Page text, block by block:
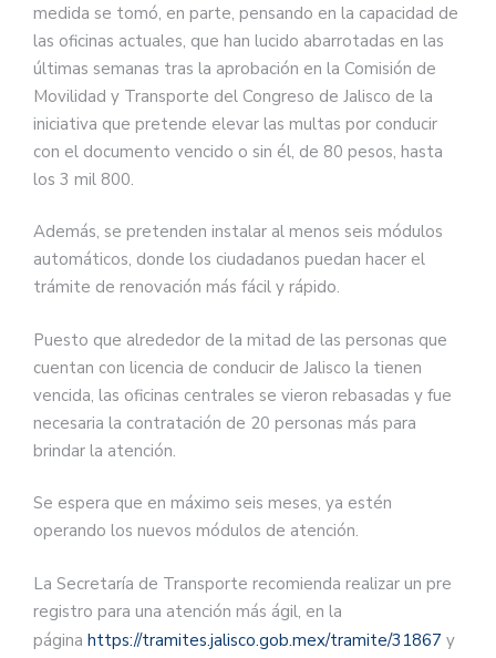
medida se tomó, en parte, pensando en la capacidad de
las oficinas actuales, que han lucido abarrotadas en las
últimas semanas tras la aprobación en la Comisión de
Movilidad y Transporte del Congreso de Jalisco de la
iniciativa que pretende elevar las multas por conducir
con el documento vencido o sin él, de 80 pesos, hasta
los 3 mil 800.
Además, se pretenden instalar al menos seis módulos
automáticos, donde los ciudadanos puedan hacer el
trámite de renovación más fácil y rápido.
Puesto que alrededor de la mitad de las personas que
cuentan con licencia de conducir de Jalisco la tienen
vencida, las oficinas centrales se vieron rebasadas y fue
necesaria la contratación de 20 personas más para
brindar la atención.
Se espera que en máximo seis meses, ya estén
operando los nuevos módulos de atención.
La Secretaría de Transporte recomienda realizar un pre
registro para una atención más ágil, en la
página https://tramites.jalisco.gob.mex/tramite/31867 y